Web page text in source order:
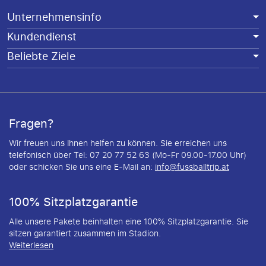
Unternehmensinfo
Kundendienst
Beliebte Ziele
Fragen?
Wir freuen uns Ihnen helfen zu können. Sie erreichen uns
telefonisch über Tel: 07 20 77 52 63 (Mo-Fr 09.00-17.00 Uhr)
oder schicken Sie uns eine E-Mail an: info@fussballtrip.at
100% Sitzplatzgarantie
Alle unsere Pakete beinhalten eine 100% Sitzplatzgarantie. Sie
sitzen garantiert zusammen im Stadion.
Weiterlesen